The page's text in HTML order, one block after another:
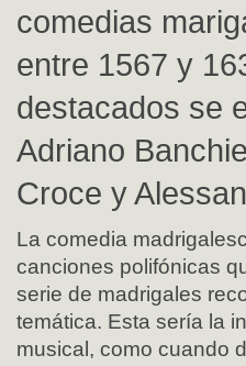
comedias
entre 1567 y
destacados se
Adriano
Croce y
La comedia
canciones polifónicas
serie de madrigales
temática. Esta sería la
musical, como cuando